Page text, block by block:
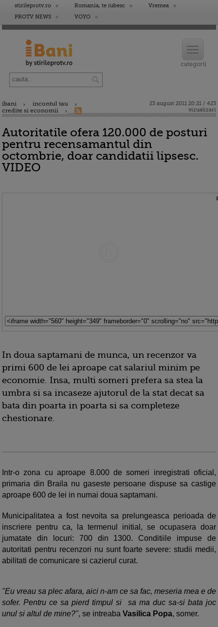
stirileprotv.ro Romania, te iubesc
Vremea
PROTV NEWS
VOYO
ibani
incontul tau
credite si economii
23 august 2011 20:21 / 423
vizualizari
Autoritatile ofera 120.000 de posturi
pentru recensamantul din
octombrie, doar candidatii lipsesc.
VIDEO
In doua saptamani de munca, un recenzor va
primi 600 de lei aproape cat salariul minim pe
economie. Insa, multi someri prefera sa stea la
umbra si sa incaseze ajutorul de la stat decat sa
bata din poarta in poarta si sa completeze
chestionare.
Intr-o zona cu aproape 8.000 de someri inregistrati oficial,
primaria din Braila nu gaseste persoane dispuse sa castige
aproape 600 de lei in numai doua saptamani.
Municipalitatea a fost nevoita sa prelungeasca perioada de
inscriere pentru ca, la termenul initial, se ocupasera doar
jumatate din locuri: 700 din 1300. Conditiile impuse de
autoritati pentru recenzori nu sunt foarte severe: studii medii,
abilitati de comunicare si cazierul curat.
"Eu vreau sa plec afara, aici n-am ce sa fac, meseria mea e de
sofer. Pentru ce sa pierd timpul si sa ma duc sa-si bata joc
unul si altul de mine?", se intreaba Vasilica Popa, somer.